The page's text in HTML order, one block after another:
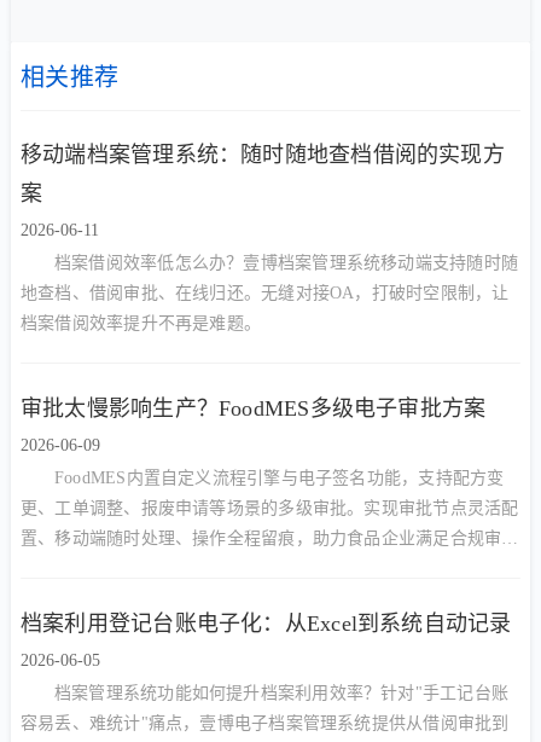
相关推荐
移动端档案管理系统：随时随地查档借阅的实现方
案
2026-06-11
档案借阅效率低怎么办？壹博档案管理系统移动端支持随时随
地查档、借阅审批、在线归还。无缝对接OA，打破时空限制，让
档案借阅效率提升不再是难题。
审批太慢影响生产？FoodMES多级电子审批方案
2026-06-09
FoodMES内置自定义流程引擎与电子签名功能，支持配方变
更、工单调整、报废申请等场景的多级审批。实现审批节点灵活配
置、移动端随时处理、操作全程留痕，助力食品企业满足合规审计
档案利用登记台账电子化：从Excel到系统自动记录
2026-06-05
档案管理系统功能如何提升档案利用效率？针对"手工记台账
容易丢、难统计"痛点，壹博电子档案管理系统提供从借阅审批到